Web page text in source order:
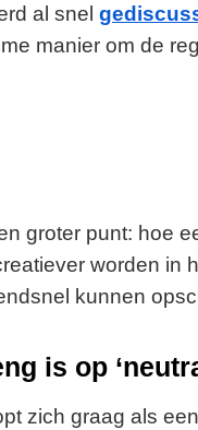
e
al snel
manier om de
groter punt: hoe
worden in
kunnen
is op
zich graag als